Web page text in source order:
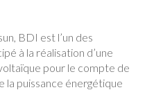
BDI est l’un des
à la réalisation d’une
pour le compte de
la puissance énergétique